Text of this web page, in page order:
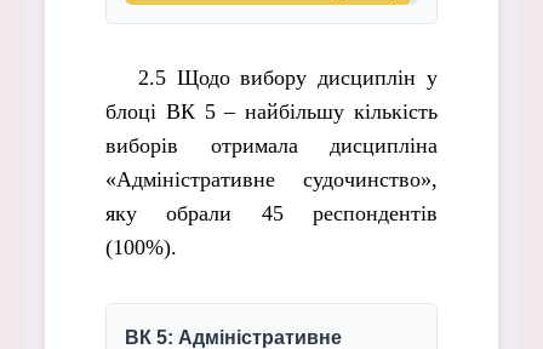
2.5 Щодо вибору дисциплін у
блоці ВК 5 – найбільшу кількість
виборів отримала дисципліна
«Адміністративне судочинство»,
яку обрали 45 респондентів
(100%).
ВК 5: Адміністративне